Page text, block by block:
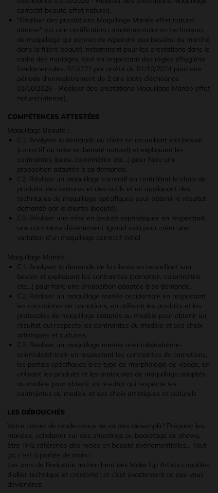
correctif beauté effet naturel).
"Réaliser des prestations Maquillage Mariée effet naturel
intense" est une certification complémentaire en techniques
de maquillage qui permet de répondre aux besoins du marché
dans la filière beauté, notamment pour les prestations dans le
cadre des mariages, tout en respectant des règles d’hygiène
fondamentales.
par arrêté du 01/10/2024 pour une
période d'enregistrement de 2 ans (date d’échéance
01/10/2026 - Réaliser des prestations Maquillage Mariée effet
naturel intense).
COMPÉTENCES ATTESTÉES
Maquillage Beauté :
C1. Analyser la demande du client en recueillant son besoin
(correctif ou mise en beauté naturel) et expliquant les
contraintes (peau, colorimétrie etc…) pour faire une
proposition adaptée à sa demande.
C2. Réaliser un maquillage correctif en contrôlant le choix de
produits, des textures et des outils et en appliquant des
techniques de maquillage spécifiques pour obtenir le résultat
demandé par la cliente (beauté).
C3. Réaliser une mise en beauté sophistiquée en respectant
une contrainte d’événement (grand soir) pour créer une
variation d’un maquillage correctif initial
Maquillage Mariée :
C1. Analyser la demande de la cliente en recueillant son
besoin et expliquant les contraintes (carnation, colorimétrie
etc…) pour faire une proposition adaptée à sa demande.
C2. Réaliser un maquillage mariée occidentale en respectant
les contraintes de carnations, en utilisant les produits et les
protocoles de maquillage adaptés au modèle pour obtenir un
résultat qui respecte les contraintes du modèle et ses choix
artistiques et culturels.
C3. Réaliser un maquillage mariée orientale/extrême-
orientale/africain en respectant les contraintes de carnations,
les parties spécifiques à ce type de morphologie de visage, en
utilisant les produits et les protocoles de maquillage adaptés
au modèle pour obtenir un résultat qui respecte les
contraintes du modèle et ses choix artistiques et culturels
LES DÉBOUCHÉS
Votre carnet de rendez-vous ne va plus désemplir ! Préparer les
mariées, collaborer sur des shootings ou backstage de shows,
être THE référence des mises en beauté événementielles... Tout
ça, c’est à portée de main !
Les pros de l’industrie recherchent des Make Up Artists capables
d’allier technique et créativité : et c’est exactement ce que vous
deviendrez.